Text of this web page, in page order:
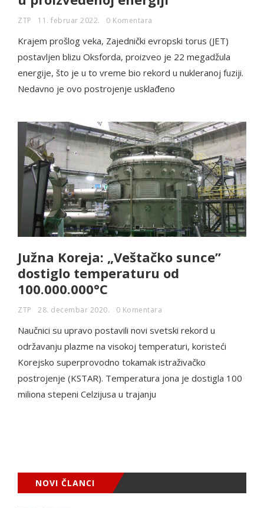
ZTP 11. februar 2022. 0 Komentara
Krajem prošlog veka, Zajednički evropski torus (JET)
postavljen blizu Oksforda, proizveo je 22 megadžula
energije, što je u to vreme bio rekord u nukleranoj fuziji.
Nedavno je ovo postrojenje usklađeno
Južna Koreja: „Veštačko sunce”
dostiglo temperaturu od
100.000.000°C
ZTP 28. decembar 2020. 0 Komentara
Naučnici su upravo postavili novi svetski rekord u
održavanju plazme na visokoj temperaturi, koristeći
Korejsko superprovodno tokamak istraživačko
postrojenje (KSTAR). Temperatura jona je dostigla 100
miliona stepeni Celzijusa u trajanju
NOVI ČLANCI